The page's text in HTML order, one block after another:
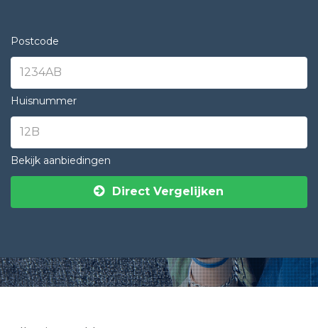
Postcode
Huisnummer
Bekijk aanbiedingen
Direct Vergelijken